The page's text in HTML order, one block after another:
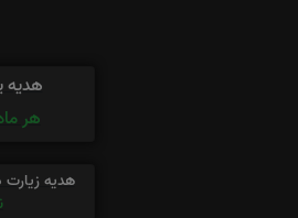
هر
هدیه